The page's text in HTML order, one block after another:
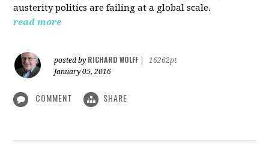
austerity politics are failing at a global scale.
read more
posted by RICHARD WOLFF
16262pt
January 05, 2016
COMMENT SHARE